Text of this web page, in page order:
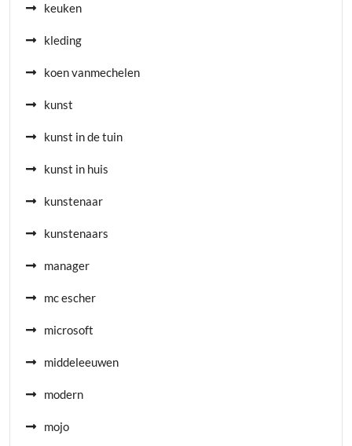
keuken
kleding
koen vanmechelen
kunst
kunst in de tuin
kunst in huis
kunstenaar
kunstenaars
manager
mc escher
microsoft
middeleeuwen
modern
mojo